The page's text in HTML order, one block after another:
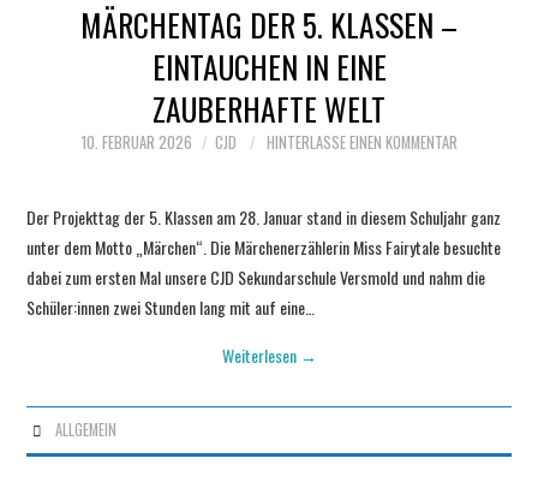
MÄRCHENTAG DER 5. KLASSEN –
EINTAUCHEN IN EINE
ZAUBERHAFTE WELT
10. FEBRUAR 2026 CJD HINTERLASSE EINEN KOMMENTAR
Der Projekttag der 5. Klassen am 28. Januar stand in diesem Schuljahr ganz
unter dem Motto „Märchen“. Die Märchenerzählerin Miss Fairytale besuchte
dabei zum ersten Mal unsere CJD Sekundarschule Versmold und nahm die
Schüler:innen zwei Stunden lang mit auf eine…
Weiterlesen →
ALLGEMEIN